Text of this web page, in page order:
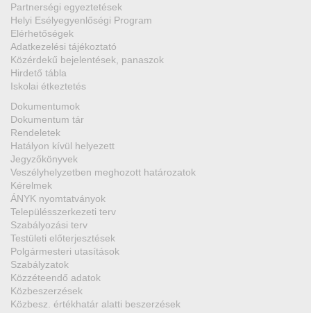
Partnerségi egyeztetések
Helyi Esélyegyenlőségi Program
Elérhetőségek
Adatkezelési tájékoztató
Közérdekű bejelentések, panaszok
Hirdető tábla
Iskolai étkeztetés
Dokumentumok
Dokumentum tár
Rendeletek
Hatályon kívül helyezett
Jegyzőkönyvek
Veszélyhelyzetben meghozott határozatok
Kérelmek
ÁNYK nyomtatványok
Településszerkezeti terv
Szabályozási terv
Testületi előterjesztések
Polgármesteri utasítások
Szabályzatok
Közzéteendő adatok
Közbeszerzések
Közbesz. értékhatár alatti beszerzések